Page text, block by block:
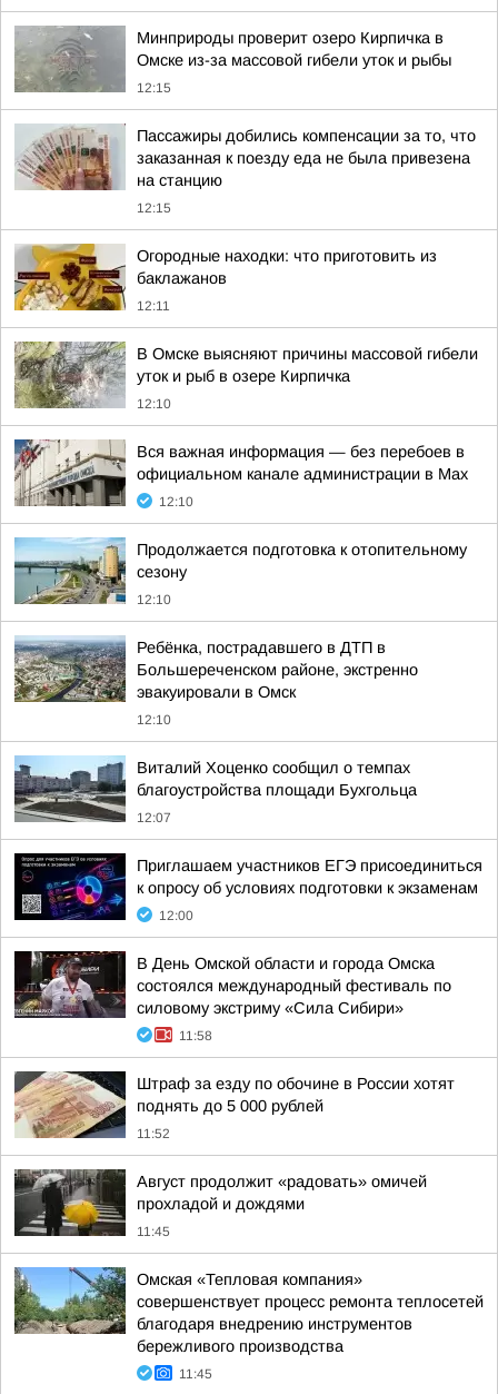
Минприроды проверит озеро Кирпичка в
Омске из-за массовой гибели уток и рыбы
12:15
Пассажиры добились компенсации за то, что
заказанная к поезду еда не была привезена
на станцию
12:15
Огородные находки: что приготовить из
баклажанов
12:11
В Омске выясняют причины массовой гибели
уток и рыб в озере Кирпичка
12:10
Вся важная информация — без перебоев в
официальном канале администрации в Мах
12:10
Продолжается подготовка к отопительному
сезону
12:10
Ребёнка, пострадавшего в ДТП в
Большереченском районе, экстренно
эвакуировали в Омск
12:10
Виталий Хоценко сообщил о темпах
благоустройства площади Бухгольца
12:07
Приглашаем участников ЕГЭ присоединиться
к опросу об условиях подготовки к экзаменам
12:00
В День Омской области и города Омска
состоялся международный фестиваль по
силовому экстриму «Сила Сибири»
11:58
Штраф за езду по обочине в России хотят
поднять до 5 000 рублей
11:52
Август продолжит «радовать» омичей
прохладой и дождями
11:45
Омская «Тепловая компания»
совершенствует процесс ремонта теплосетей
благодаря внедрению инструментов
бережливого производства
11:45